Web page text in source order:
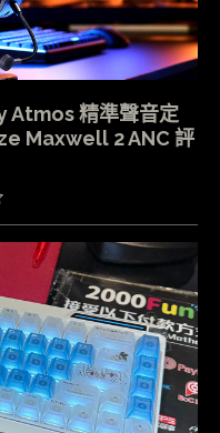
Atmos 精準聲音定
Maxwell 2 ANC 評